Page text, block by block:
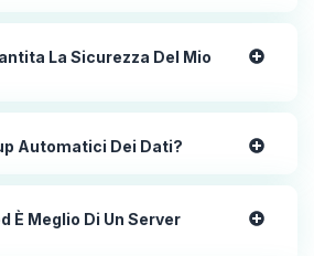
La Sicurezza Del Mio
Automatici Dei Dati?
È Meglio Di Un Server